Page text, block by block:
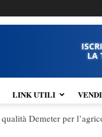
LA
LINK UTILI
Demeter per